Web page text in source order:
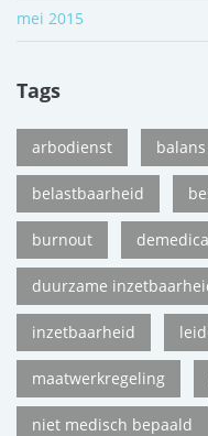
mei 2015
Tags
arbodienst balans
belastbaarheid
burnout
duurzame
inzetbaarheid
maatwerkregeling
niet medisch bepaald